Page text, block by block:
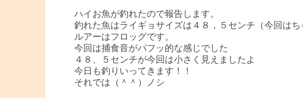
ハイお魚が釣れたので報告します。
釣れた魚はライギョサイズは４８，５センチ（今回はち
ルアーはフロッグです。
今回は捕食音がパフッ的な感じでした
４８、５センチが今回は小さく見えましたよ
今日も釣りいってきます！！
それでは（＾＾）ノシ